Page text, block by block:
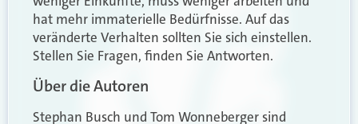
hat mehr immaterielle Bedürfnisse. Auf das
veränderte Verhalten sollten Sie sich einstellen.
Stellen Sie Fragen, finden Sie Antworten.
Über die Autoren
Stephan Busch und Tom Wonneberger sind